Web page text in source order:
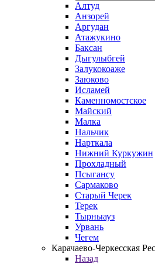
Алтуд
Анзорей
Аргудан
Атажукино
Баксан
Дыгулыбгей
Залукокоаже
Заюково
Исламей
Каменномостское
Майский
Малка
Нальчик
Нарткала
Нижний Куркужин
Прохладный
Псыгансу
Сармаково
Старый Черек
Терек
Тырныауз
Урвань
Чегем
Карачаево-Черкесская
Назад